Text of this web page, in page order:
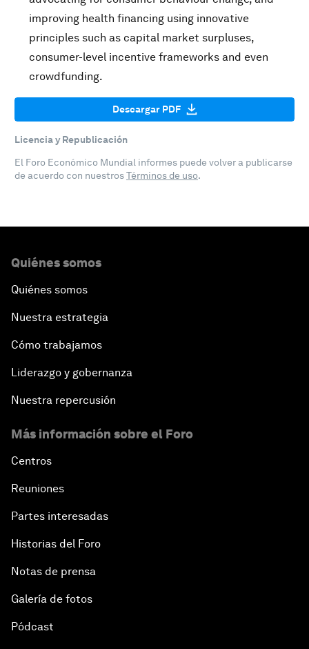
improving health financing using innovative
principles such as capital market surpluses,
consumer-level incentive frameworks and even
crowdfunding.
Descargar PDF
Licencia y Republicación
El Foro Económico Mundial informes puede volver a publicarse
de acuerdo con nuestrosTérminos de uso.
Quiénes somos
Quiénes somos
Nuestra estrategia
Cómo trabajamos
Liderazgo y gobernanza
Nuestra repercusión
Más información sobre el Foro
Centros
Reuniones
Partes interesadas
Historias del Foro
Notas de prensa
Galería de fotos
Pódcast